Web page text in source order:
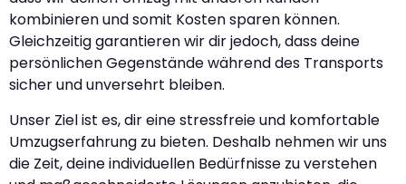
kombinieren und somit Kosten sparen können.
Gleichzeitig garantieren wir dir jedoch, dass deine
persönlichen Gegenstände während des Transports
sicher und unversehrt bleiben.
Unser Ziel ist es, dir eine stressfreie und komfortable
Umzugserfahrung zu bieten. Deshalb nehmen wir uns
die Zeit, deine individuellen Bedürfnisse zu verstehen